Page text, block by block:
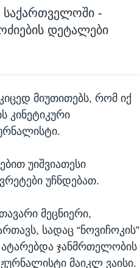
საქართველოში -
დეტალები
მიუთითებს, რომ იქ
კინეტიკური
უიშვიათესი
უჩნდებათ.
მეცნიერი,
სადაც “ნოვიჩოკის”
ატარებდა ჯანმრთელობის
მაიკლ ვაისი.